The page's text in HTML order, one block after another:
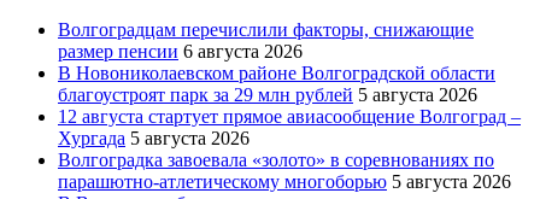
Волгоградцам перечислили факторы, снижающие
размер пенсии 6 августа 2026
В Новониколаевском районе Волгоградской области
благоустроят парк за 29 млн рублей 5 августа 2026
12 августа стартует прямое авиасообщение Волгоград –
Хургада 5 августа 2026
Волгоградка завоевала «золото» в соревнованиях по
парашютно-атлетическому многоборью 5 августа 2026